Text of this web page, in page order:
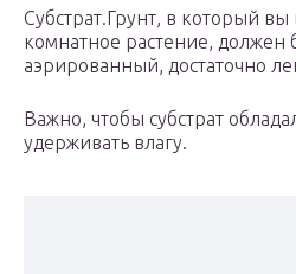
Субстрат.Грунт, в который
комнатное растение, должен
аэрированный, достаточно
Важно, чтобы субстрат
удерживать влагу.